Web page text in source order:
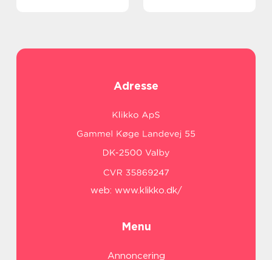
Adresse
web: www.klikko.dk/
Menu
Annoncering